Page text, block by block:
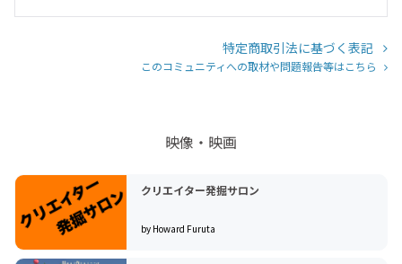
特定商取引法に基づく表記
このコミュニティへの取材や問題報告等はこちら
映像・映画
クリエイター発掘サロン
by Howard Furuta